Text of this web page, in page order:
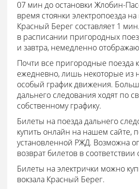
07 мин до остановки Жлобин-
время стоянки электропоезда на
Красный Берег составляет 1
в расписании пригородных
и завтра, немедленно
Почти все пригородные поезда
ежедневно, лишь некоторые из
особый график движения.
дальнего следования ходят по
собственному графику.
Билеты на поезда дальнего
купить онлайн на нашем сайте,
установленной РЖД. Возможна
возврат билетов в
Билеты на электрички можно
вокзала Красный Берег.